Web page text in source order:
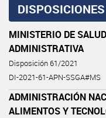
DISPOSICIONES
MINISTERIO DE
ADMINISTRATIVA
Disposición 61/2021
DI-2021-61-APN-SSGA#MS
ADMINISTRACIÓN
ALIMENTOS Y